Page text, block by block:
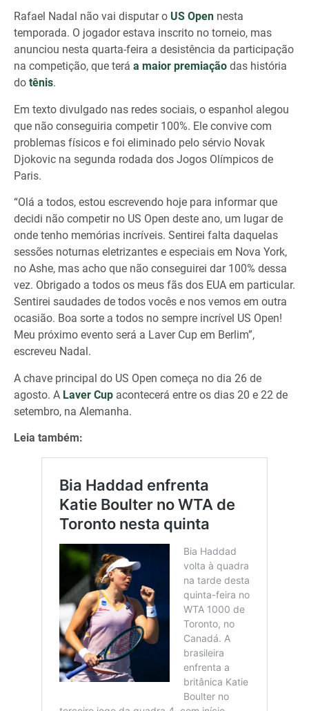
Rafael Nadal não vai disputar o US Open nesta
temporada. O jogador estava inscrito no torneio, mas
anunciou nesta quarta-feira a desistência da participação
na competição, que terá a maior premiação das história
do tênis.
Em texto divulgado nas redes sociais, o espanhol alegou
que não conseguiria competir 100%. Ele convive com
problemas físicos e foi eliminado pelo sérvio Novak
Djokovic na segunda rodada dos Jogos Olímpicos de
Paris.
“Olá a todos, estou escrevendo hoje para informar que
decidi não competir no US Open deste ano, um lugar de
onde tenho memórias incríveis. Sentirei falta daquelas
sessões noturnas eletrizantes e especiais em Nova York,
no Ashe, mas acho que não conseguirei dar 100% dessa
vez. Obrigado a todos os meus fãs dos EUA em particular.
Sentirei saudades de todos vocês e nos vemos em outra
ocasião. Boa sorte a todos no sempre incrível US Open!
Meu próximo evento será a Laver Cup em Berlim”,
escreveu Nadal.
A chave principal do US Open começa no dia 26 de
agosto. A Laver Cup acontecerá entre os dias 20 e 22 de
setembro, na Alemanha.
Leia também: